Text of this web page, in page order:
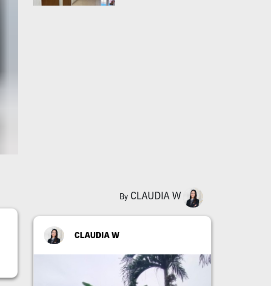
By CLAUDIA W
CLAUDIA W